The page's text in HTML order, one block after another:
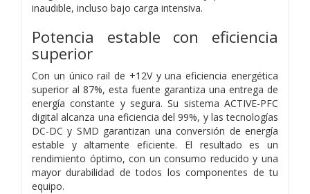
inaudible, incluso bajo carga intensiva.
Potencia estable con eficiencia
superior
Con un único rail de +12V y una eficiencia energética
superior al 87%, esta fuente garantiza una entrega de
energía constante y segura. Su sistema ACTIVE-PFC
digital alcanza una eficiencia del 99%, y las tecnologías
DC-DC y SMD garantizan una conversión de energía
estable y altamente eficiente. El resultado es un
rendimiento óptimo, con un consumo reducido y una
mayor durabilidad de todos los componentes de tu
equipo.